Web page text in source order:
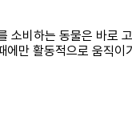
비하는 동물은 바
만 활동적으로 움직